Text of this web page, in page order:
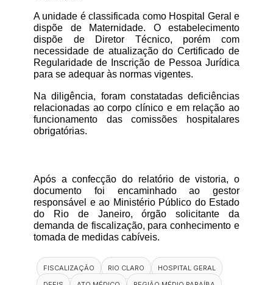
A unidade é classificada como Hospital Geral e
dispõe de Maternidade. O estabelecimento
dispõe de Diretor Técnico, porém com
necessidade de atualização do Certificado de
Regularidade de Inscrição de Pessoa Jurídica
para se adequar às normas vigentes.
Na diligência, foram constatadas deficiências
relacionadas ao corpo clínico e em relação ao
funcionamento das comissões hospitalares
obrigatórias.
Após a confecção do relatório de vistoria, o
documento foi encaminhado ao gestor
responsável e ao Ministério Público do Estado
do Rio de Janeiro, órgão solicitante da
demanda de fiscalização, para conhecimento e
tomada de medidas cabíveis.
FISCALIZAÇÃO RIO CLARO
HOSPITAL GERAL